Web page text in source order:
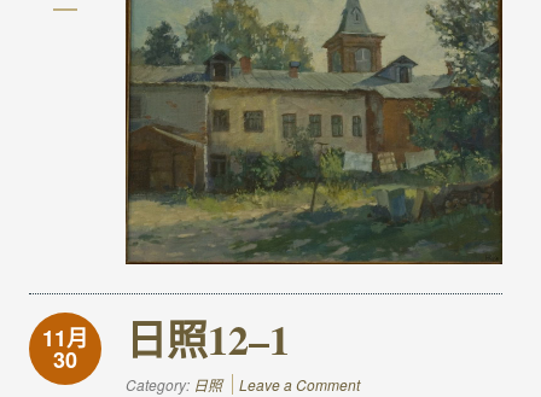
11月
30 日照12–1
Category: 日照 Leave a Comment